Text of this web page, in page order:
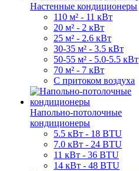
Настенные кондиционеры
110 м² - 11 кВт
20 м² - 2 кВт
25 м² - 2.6 кВт
30-35 м² - 3.5 кВт
50-55 м² - 5.0-5.5 кВт
70 м² - 7 кВт
С притоком воздуха
Напольно-потолочные
кондиционеры
5.5 кВт - 18 BTU
7.0 кВт - 24 BTU
11 кВт - 36 BTU
14 кВт - 48 BTU